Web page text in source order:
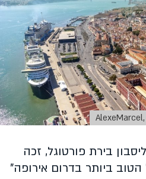
בירת פורטוגל, זכה
ביותר בדרום אירופה”